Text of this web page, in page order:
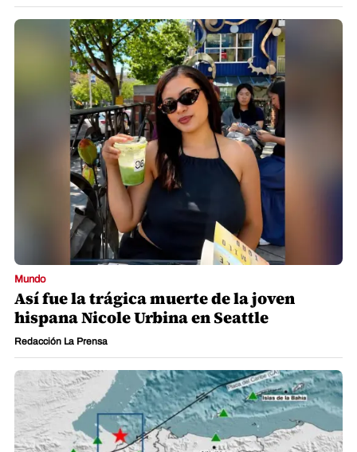
Mundo
Así fue la trágica muerte de la joven
hispana Nicole Urbina en Seattle
Redacción La Prensa